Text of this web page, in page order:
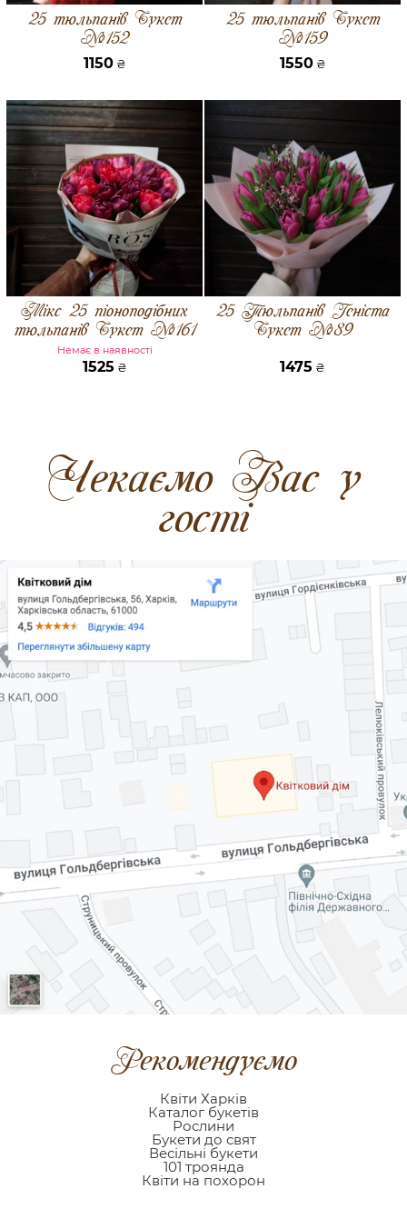
25 тюльпанів Букет
№152
1150₴
25 тюльпанів Букет
№159
1550₴
Мікс 25 піоноподібних
тюльпанів Букет №161
Немає в наявності
1525 ₴
25 Тюльпанів Геніста
Букет №89
1475 ₴
Чекаємо Вас у
гості
Рекомендуємо
Квіти Харків
Каталог букетів
Рослини
Букети до свят
Весільні букети
101 троянда
Квіти на похорон